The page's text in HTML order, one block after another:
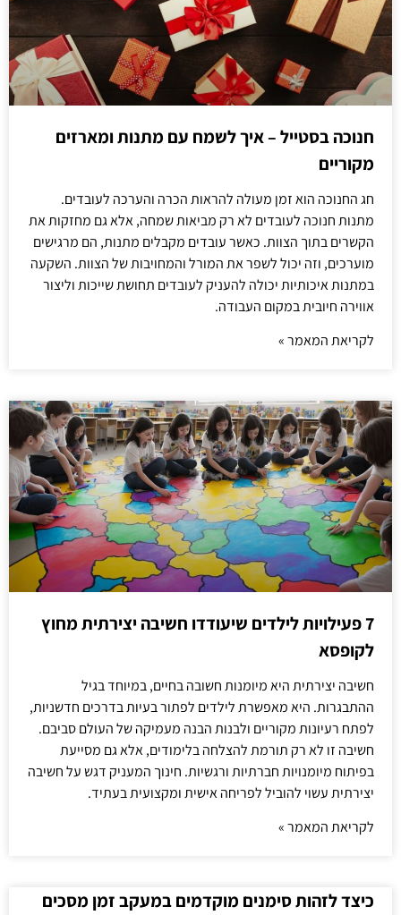
חנוכה בסטייל – איך לשמח עם מתנות ומארזים
מקוריים
חג החנוכה הוא זמן מעולה להראות הכרה והערכה לעובדים.
מתנות חנוכה לעובדים לא רק מביאות שמחה, אלא גם מחזקות את
הקשרים בתוך הצוות. כאשר עובדים מקבלים מתנות, הם מרגישים
מוערכים, וזה יכול לשפר את המורל והמחויבות של הצוות. השקעה
במתנות איכותיות יכולה להעניק לעובדים תחושת שייכות וליצור
אווירה חיובית במקום העבודה.
לקריאת המאמר »
7 פעילויות לילדים שיעודדו חשיבה יצירתית מחוץ
לקופסא
חשיבה יצירתית היא מיומנות חשובה בחיים, במיוחד בגיל
ההתבגרות. היא מאפשרת לילדים לפתור בעיות בדרכים חדשניות,
לפתח רעיונות מקוריים ולבנות הבנה מעמיקה של העולם סביבם.
חשיבה זו לא רק תורמת להצלחה בלימודים, אלא גם מסייעת
בפיתוח מיומנויות חברתיות ורגשיות. חינוך המעניק דגש על חשיבה
יצירתית עשוי להוביל לפריחה אישית ומקצועית בעתיד.
לקריאת המאמר »
כיצד לזהות סימנים מוקדמים במעקב זמן מסכים